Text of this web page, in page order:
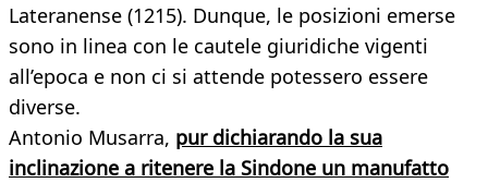
Lateranense (1215). Dunque, le posizioni emerse
sono in linea con le cautele giuridiche vigenti
all’epoca e non ci si attende potessero essere
diverse.
Antonio Musarra, pur dichiarando la sua
inclinazione a ritenere la Sindone un manufatto